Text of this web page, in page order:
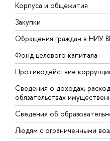
Корпуса и общежития
Закупки
Обращения граждан в НИУ
Фонд целевого капитала
Противодействие
Сведения о доходах,
обязательствах
Сведения об
Людям с ограниченными